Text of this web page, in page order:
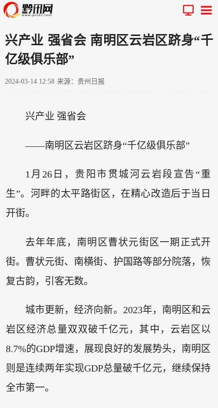
兴产业 强省会 南明区云岩区跻身“千
亿级俱乐部”
2024-03-14 12:58 来源：贵州日报
兴产业 强省会
——南明区云岩区跻身“千亿级俱乐部”
1月26日，贵阳市贯城河云岩段宣告“重
生”。河畔的太平路街区，在精心改造后于当日
开街。
去年年底，南明区曹状元街区一期正式开
街。曹状元街、南横街、护国路等部分院落，恢
复古韵，引客无数。
城市更新，经济向新。2023年，南明区和云
岩区经济总量双双破千亿元，其中，云岩区以
8.7%的GDP增速，展现良好的发展势头，南明区
则是连续两年实现GDP总量破千亿元，继续保持
全市第一。